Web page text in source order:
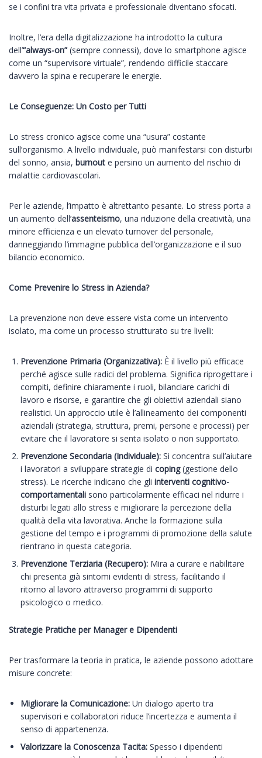
se i confini tra vita privata e professionale diventano sfocati.
Inoltre, l’era della digitalizzazione ha introdotto la cultura
dell’“always-on”(sempre connessi), dove lo smartphone agisce
come un “supervisore virtuale”, rendendo difficile staccare
davvero la spina e recuperare le energie.
Le Conseguenze: Un Costo per Tutti
Lo stress cronico agisce come una “usura” costante
sull’organismo. A livello individuale, può manifestarsi con disturbi
del sonno, ansia, burnout e persino un aumento del rischio di
malattie cardiovascolari.
Per le aziende, l’impatto è altrettanto pesante. Lo stress porta a
un aumento dell’assenteismo, una riduzione della creatività, una
minore efficienza e un elevato turnover del personale,
danneggiando l’immagine pubblica dell’organizzazione e il suo
bilancio economico.
Come Prevenire lo Stress in Azienda?
La prevenzione non deve essere vista come un intervento
isolato, ma come un processo strutturato su tre livelli:
Prevenzione Primaria (Organizzativa): È il livello più efficace
perché agisce sulle radici del problema. Significa riprogettare i
compiti, definire chiaramente i ruoli, bilanciare carichi di
lavoro e risorse, e garantire che gli obiettivi aziendali siano
realistici. Un approccio utile è l’allineamento dei componenti
aziendali (strategia, struttura, premi, persone e processi) per
evitare che il lavoratore si senta isolato o non supportato.
Prevenzione Secondaria (Individuale): Si concentra sull’aiutare
i lavoratori a sviluppare strategie di coping(gestione dello
stress). Le ricerche indicano che gli interventi cognitivo-
comportamentali sono particolarmente efficaci nel ridurre i
disturbi legati allo stress e migliorare la percezione della
qualità della vita lavorativa. Anche la formazione sulla
gestione del tempo e i programmi di promozione della salute
rientrano in questa categoria.
Prevenzione Terziaria (Recupero): Mira a curare e riabilitare
chi presenta già sintomi evidenti di stress, facilitando il
ritorno al lavoro attraverso programmi di supporto
psicologico o medico.
Strategie Pratiche per Manager e Dipendenti
Per trasformare la teoria in pratica, le aziende possono adottare
misure concrete:
Migliorare la Comunicazione: Un dialogo aperto tra
supervisori e collaboratori riduce l’incertezza e aumenta il
senso di appartenenza.
Valorizzare la Conoscenza Tacita: Spesso i dipendenti